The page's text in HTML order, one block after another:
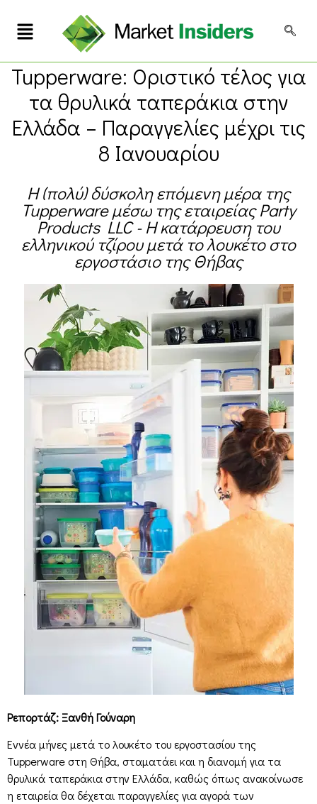
Tupperware: Οριστικό τέλος για
τα θρυλικά ταπεράκια στην
Ελλάδα – Παραγγελίες μέχρι τις
8 Ιανουαρίου
Η (πολύ) δύσκολη επόμενη μέρα της
Tupperware μέσω της εταιρείας Party
Products LLC - Η κατάρρευση του
ελληνικού τζίρου μετά το λουκέτο στο
εργοστάσιο της Θήβας
Ρεπορτάζ: Ξανθή Γούναρη
Εννέα μήνες μετά το λουκέτο του εργοστασίου της
Tupperware στη Θήβα, σταματάει και η διανομή για τα
θρυλικά ταπεράκια στην Ελλάδα, καθώς όπως ανακοίνωσε
η εταιρεία θα δέχεται παραγγελίες για αγορά των